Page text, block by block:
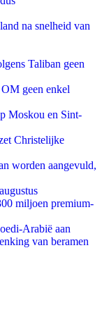
na snelheid van
Taliban geen
geen enkel
Moskou en Sint-
Christelijke
worden aangevuld,
miljoen premium-
Arabië aan
van beramen